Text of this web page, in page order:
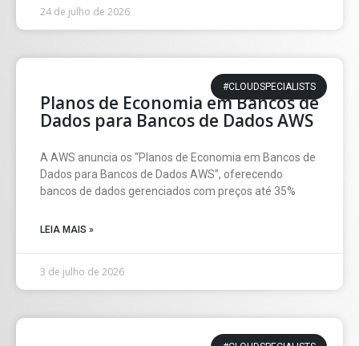
24 de julho de 2026
#CLOUDSPECIALISTS
Planos de Economia em Bancos de
Dados para Bancos de Dados AWS
A AWS anuncia os “Planos de Economia em Bancos de
Dados para Bancos de Dados AWS”, oferecendo
bancos de dados gerenciados com preços até 35%
LEIA MAIS »
3 de julho de 2026